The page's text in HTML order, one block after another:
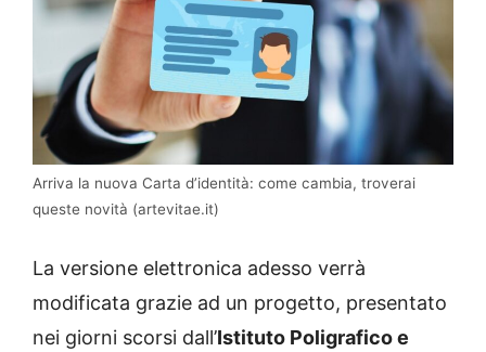
Arriva la nuova Carta d’identità: come cambia, troverai
queste novità (artevitae.it)
La versione elettronica adesso verrà
modificata grazie ad un progetto, presentato
nei giorni scorsi dall’Istituto Poligrafico e